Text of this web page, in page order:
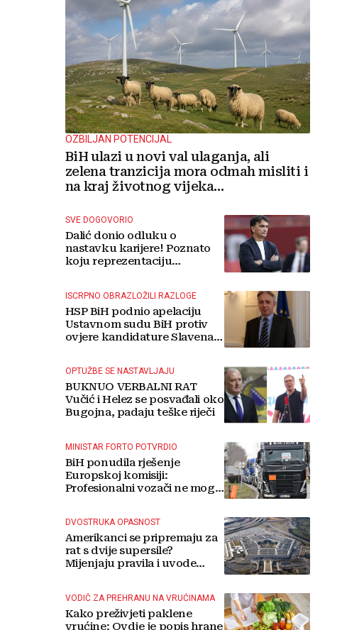
OZBILJAN POTENCIJAL
BiH ulazi u novi val ulaganja, ali
zelena tranzicija mora odmah misliti i
na kraj životnog vijeka
SVE DOGOVORIO
Dalić donio odluku o
nastavku karijere! Poznato
koju reprezentaciju
ISCRPNO OBRAZLOŽILI RAZLOGE
HSP BiH podnio apelaciju
Ustavnom sudu BiH protiv
ovjere kandidature Slavena
OPTUŽBE SE NASTAVLJAJU
BUKNUO VERBALNI RAT
Vučić i Helez se posvađali oko
Bugojna, padaju teške riječi
MINISTAR FORTO POTVRDIO
BiH ponudila rješenje
Europskoj komisiji:
Profesionalni vozači ne mogu
DVOSTRUKA OPASNOST
Amerikanci se pripremaju za
rat s dvije supersile?
Mijenjaju pravila i uvode
VODIČ ZA PREHRANU NA VRUĆINAMA
Kako preživjeti paklene
vrućine: Ovdje je popis hrane